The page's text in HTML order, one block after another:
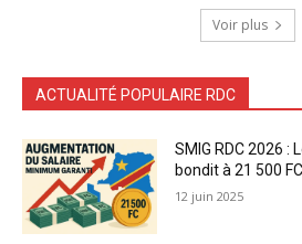
Voir plus
ACTUALITÉ POPULAIRE RDC
SMIG RDC 2026 :
bondit à 21 500
12 juin 2025